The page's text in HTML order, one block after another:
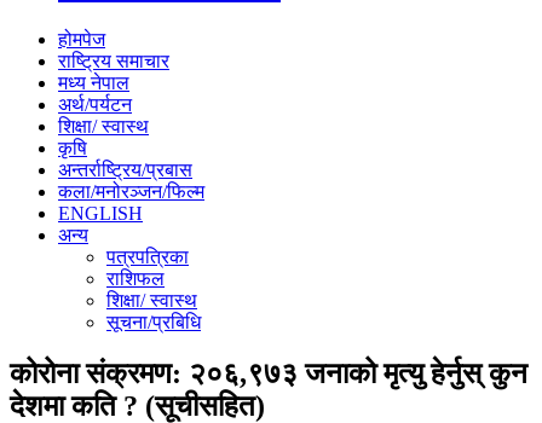
होमपेज
राष्ट्रिय समाचार
मध्य नेपाल
अर्थ/पर्यटन
शिक्षा/ स्वास्थ
कृषि
अन्तर्राष्ट्रिय/प्रबास
कला/मनोरञ्जन/फिल्म
ENGLISH
अन्य
पत्रपत्रिका
राशिफल
शिक्षा/ स्वास्थ
सूचना/प्रबिधि
कोरोना संक्रमण: २०६,९७३ जनाको मृत्यु हेर्नुस् कुन
देशमा कति ? (सूचीसहित)